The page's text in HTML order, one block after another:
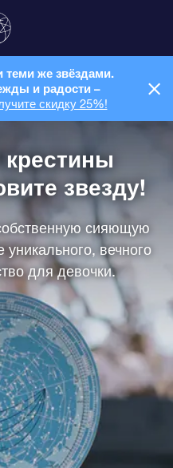
же звёздами.
и радости –
скидку 25%!
крестины
звезду!
сияющую
уникального, вечного
для девочки.